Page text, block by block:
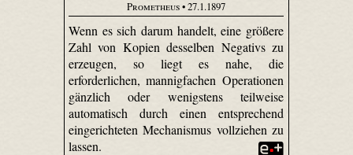
Prometheus• 27.1.1897
Wenn es sich darum handelt, eine größere
Zahl von Kopien desselben Negativs zu
erzeugen, so liegt es nahe, die
erforderlichen, mannigfachen Operationen
gänzlich oder wenigstens teilweise
automatisch durch einen entsprechend
eingerichteten Mechanismus vollziehen zu
lassen.